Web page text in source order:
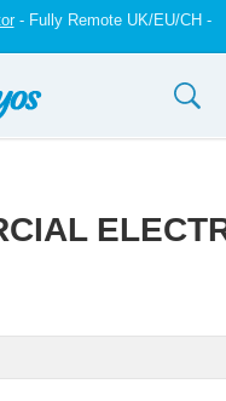
- Fully Remote UK/EU/CH -